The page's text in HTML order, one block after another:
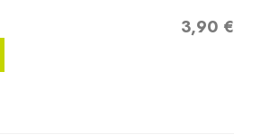
Precio
3,90 €